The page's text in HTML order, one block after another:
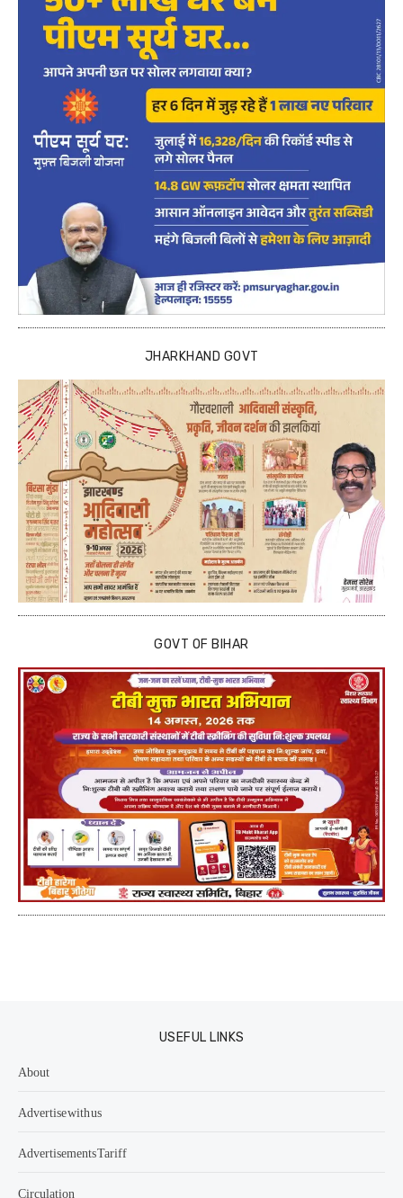
JHARKHAND GOVT
GOVT OF BIHAR
USEFUL LINKS
About
Advertise with us
Advertisements Tariff